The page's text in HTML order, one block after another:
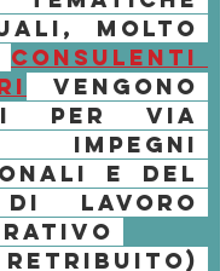
molto
consulenti
vengono
per via
e del
lavoro